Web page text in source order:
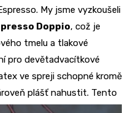
My jsme vyzkoušeli
Doppio, což je
tmelu a tlakové
pro devětadvacítkové
ve spreji schopné kromě
plášťnahustit. Tento